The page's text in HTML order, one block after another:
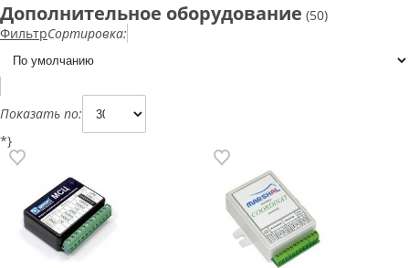
Дополнительное оборудование (50)
ФильтрСортировка:
Показать по:
*}